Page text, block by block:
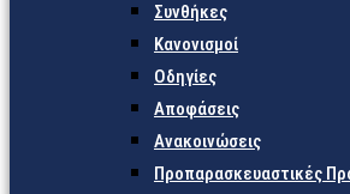
Συνθήκες
Κανονισμοί
Οδηγίες
Αποφάσεις
Ανακοινώσεις
Προπαρασκευαστικές